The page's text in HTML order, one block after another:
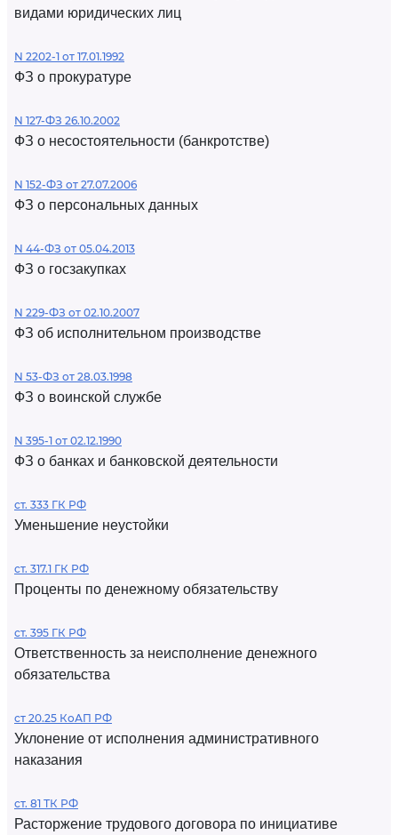
видами юридических лиц
N 2202-1 от 17.01.1992
ФЗ о прокуратуре
N 127-ФЗ 26.10.2002
ФЗ о несостоятельности (банкротстве)
N 152-ФЗ от 27.07.2006
ФЗ о персональных данных
N 44-ФЗ от 05.04.2013
ФЗ о госзакупках
N 229-ФЗ от 02.10.2007
ФЗ об исполнительном производстве
N 53-ФЗ от 28.03.1998
ФЗ о воинской службе
N 395-1 от 02.12.1990
ФЗ о банках и банковской деятельности
ст. 333 ГК РФ
Уменьшение неустойки
ст. 317.1 ГК РФ
Проценты по денежному обязательству
ст. 395 ГК РФ
Ответственность за неисполнение денежного
обязательства
ст 20.25 КоАП РФ
Уклонение от исполнения административного
наказания
ст. 81 ТК РФ
Расторжение трудового договора по инициативе